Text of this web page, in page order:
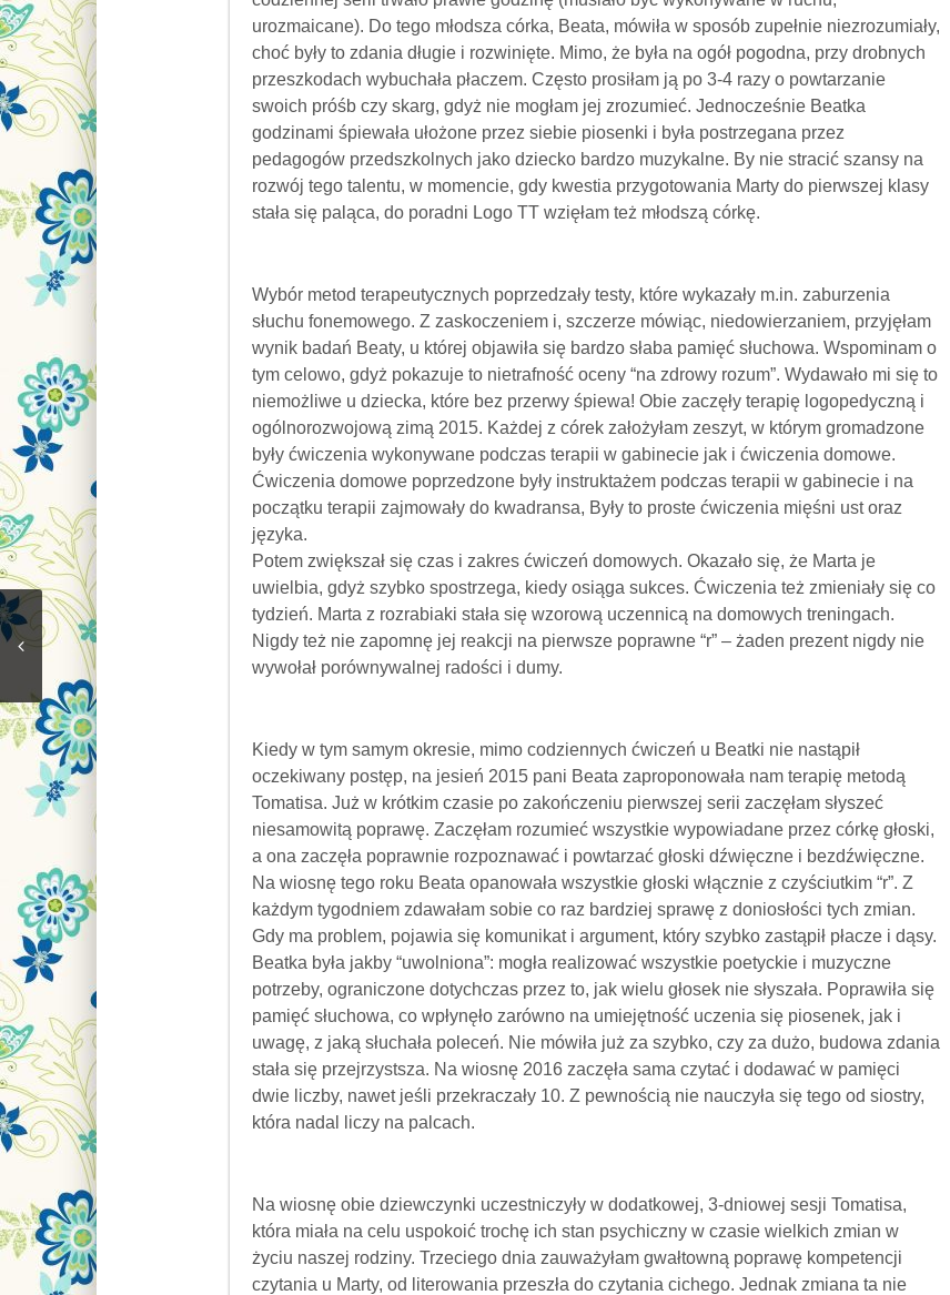
urozmaicane). Do tego młodsza córka, Beata, mówiła w sposób zupełnie niezrozumiały,
choć były to zdania długie i rozwinięte. Mimo, że była na ogół pogodna, przy drobnych
przeszkodach wybuchała płaczem. Często prosiłam ją po 3-4 razy o powtarzanie
swoich próśb czy skarg, gdyż nie mogłam jej zrozumieć. Jednocześnie Beatka
godzinami śpiewała ułożone przez siebie piosenki i była postrzegana przez
pedagogów przedszkolnych jako dziecko bardzo muzykalne. By nie stracić szansy na
rozwój tego talentu, w momencie, gdy kwestia przygotowania Marty do pierwszej klasy
stała się paląca, do poradni Logo TT wzięłam też młodszą córkę.
Wybór metod terapeutycznych poprzedzały testy, które wykazały m.in. zaburzenia
słuchu fonemowego. Z zaskoczeniem i, szczerze mówiąc, niedowierzaniem, przyjęłam
wynik badań Beaty, u której objawiła się bardzo słaba pamięć słuchowa. Wspominam o
tym celowo, gdyż pokazuje to nietrafność oceny “na zdrowy rozum”. Wydawało mi się to
niemożliwe u dziecka, które bez przerwy śpiewa! Obie zaczęły terapię logopedyczną i
ogólnorozwojową zimą 2015. Każdej z córek założyłam zeszyt, w którym gromadzone
były ćwiczenia wykonywane podczas terapii w gabinecie jak i ćwiczenia domowe.
Ćwiczenia domowe poprzedzone były instruktażem podczas terapii w gabinecie i na
początku terapii zajmowały do kwadransa, Były to proste ćwiczenia mięśni ust oraz
języka.
Potem zwiększał się czas i zakres ćwiczeń domowych. Okazało się, że Marta je
uwielbia, gdyż szybko spostrzega, kiedy osiąga sukces. Ćwiczenia też zmieniały się co
tydzień. Marta z rozrabiaki stała się wzorową uczennicą na domowych treningach.
Nigdy też nie zapomnę jej reakcji na pierwsze poprawne “r” – żaden prezent nigdy nie
wywołał porównywalnej radości i dumy.
Kiedy w tym samym okresie, mimo codziennych ćwiczeń u Beatki nie nastąpił
oczekiwany postęp, na jesień 2015 pani Beata zaproponowała nam terapię metodą
Tomatisa. Już w krótkim czasie po zakończeniu pierwszej serii zaczęłam słyszeć
niesamowitą poprawę. Zaczęłam rozumieć wszystkie wypowiadane przez córkę głoski,
a ona zaczęła poprawnie rozpoznawać i powtarzać głoski dźwięczne i bezdźwięczne.
Na wiosnę tego roku Beata opanowała wszystkie głoski włącznie z czyściutkim “r”. Z
każdym tygodniem zdawałam sobie co raz bardziej sprawę z doniosłości tych zmian.
Gdy ma problem, pojawia się komunikat i argument, który szybko zastąpił płacze i dąsy.
Beatka była jakby “uwolniona”: mogła realizować wszystkie poetyckie i muzyczne
potrzeby, ograniczone dotychczas przez to, jak wielu głosek nie słyszała. Poprawiła się
pamięć słuchowa, co wpłynęło zarówno na umiejętność uczenia się piosenek, jak i
uwagę, z jaką słuchała poleceń. Nie mówiła już za szybko, czy za dużo, budowa zdania
stała się przejrzystsza. Na wiosnę 2016 zaczęła sama czytać i dodawać w pamięci
dwie liczby, nawet jeśli przekraczały 10. Z pewnością nie nauczyła się tego od siostry,
która nadal liczy na palcach.
Na wiosnę obie dziewczynki uczestniczyły w dodatkowej, 3-dniowej sesji Tomatisa,
która miała na celu uspokoić trochę ich stan psychiczny w czasie wielkich zmian w
życiu naszej rodziny. Trzeciego dnia zauważyłam gwałtowną poprawę kompetencji
czytania u Marty, od literowania przeszła do czytania cichego. Jednak zmiana ta nie